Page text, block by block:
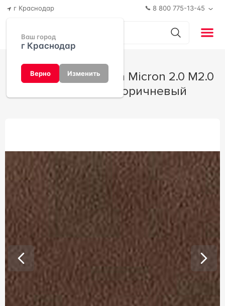
г Краснодар
Ваш город
г Краснодар
Верно Изменить
8 800 775-13-45
RB60T 60x60 Коричневый